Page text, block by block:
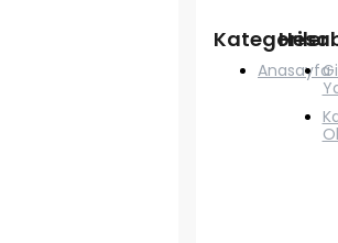
Kategoriler
Anasayfa
Ol